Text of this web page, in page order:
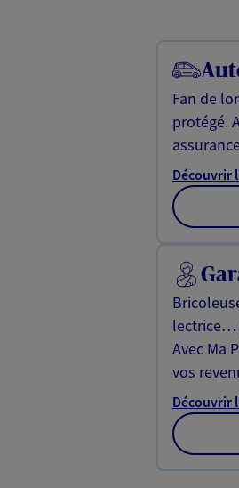
Fan de
protégé.
Découvrir
lectrice…
Avec Ma
vos
Découvrir